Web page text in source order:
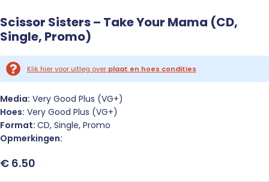
Scissor Sisters – Take Your Mama (CD,
Single, Promo)
Klik hier voor uitleg over plaat en hoes condities
Media: Very Good Plus (VG+)
Hoes: Very Good Plus (VG+)
Format: CD, Single, Promo
Opmerkingen:
€ 6.50